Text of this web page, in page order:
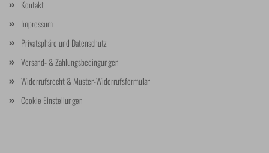
Kontakt
Impressum
Privatsphäre und Datenschutz
Versand- & Zahlungsbedingungen
Widerrufsrecht & Muster-Widerrufsformular
Cookie Einstellungen